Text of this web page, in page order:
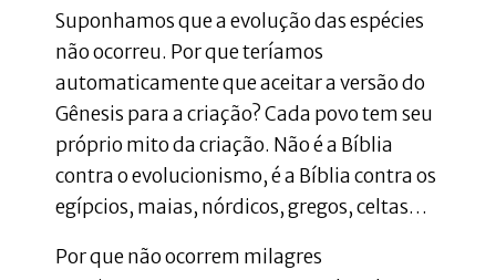
Suponhamos que a evolução das espécies
não ocorreu. Por que teríamos
automaticamente que aceitar a versão do
Gênesis para a criação? Cada povo tem seu
próprio mito da criação. Não é a Bíblia
contra o evolucionismo, é a Bíblia contra os
egípcios, maias, nórdicos, gregos, celtas…
Por que não ocorrem milagres